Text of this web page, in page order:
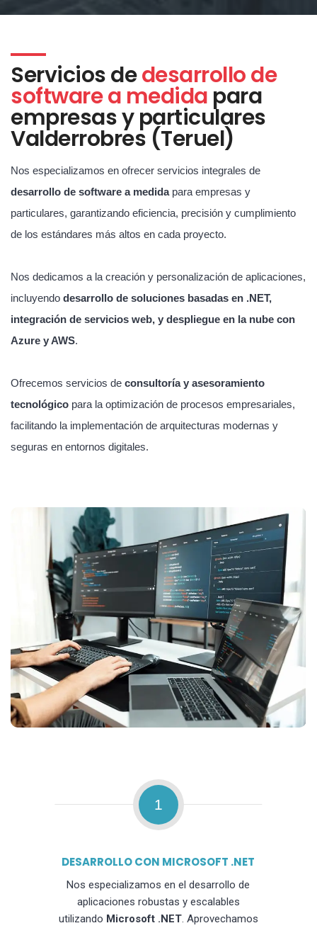
Servicios dedesarrollo de
software a medida para
empresas y particulares
Valderrobres (Teruel)
Nos especializamos en ofrecer servicios integrales de
desarrollo de software a medidapara empresas y
particulares, garantizando eficiencia, precisión y cumplimiento
de los estándares más altos en cada proyecto.
Nos dedicamos a la creación y personalización de aplicaciones,
incluyendo desarrollo de soluciones basadas en .NET,
integración de servicios web, y despliegue en la nube con
Azure y AWS.
Ofrecemos servicios de consultoría y asesoramiento
tecnológico para la optimización de procesos empresariales,
facilitando la implementación de arquitecturas modernas y
seguras en entornos digitales.
1
DESARROLLO CON MICROSOFT .NET
Nos especializamos en el desarrollo de
aplicaciones robustas y escalables
utilizando Microsoft .NET. Aprovechamos